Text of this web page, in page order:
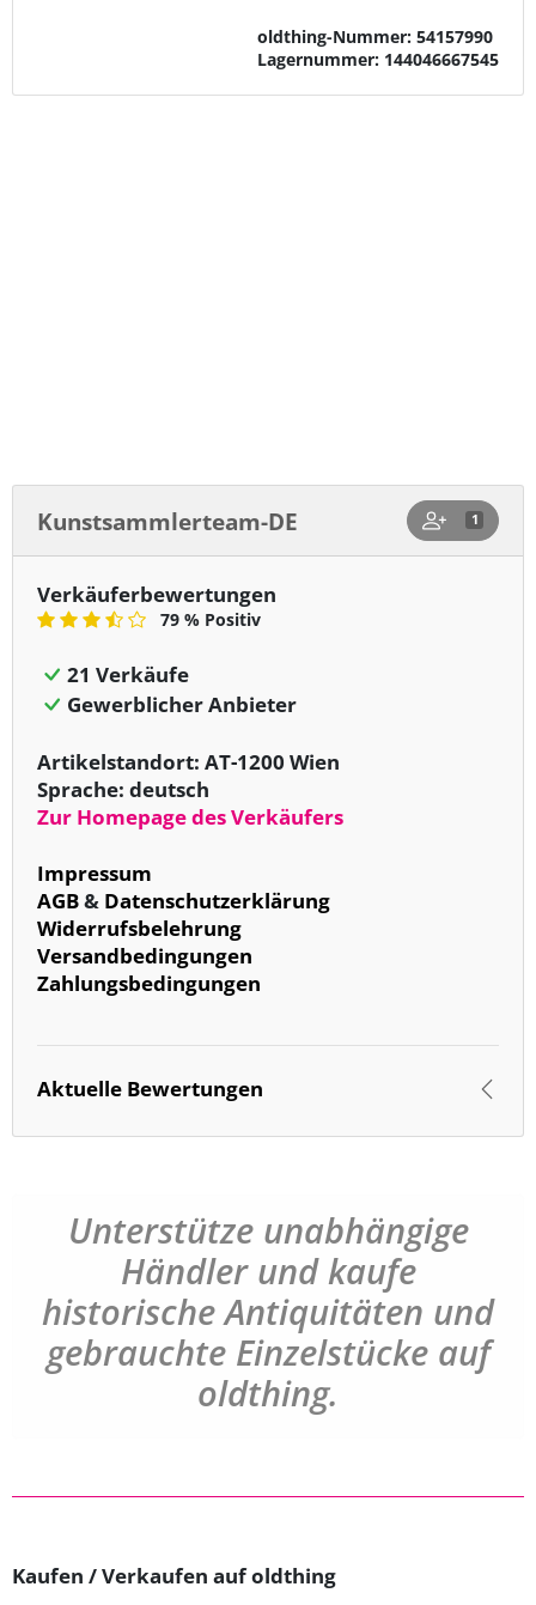
oldthing-Nummer: 54157990
Lagernummer: 144046667545
Kunstsammlerteam-DE 1
Verkäuferbewertungen
79 % Positiv
21 Verkäufe
Gewerblicher Anbieter
Artikelstandort: AT-1200 Wien
Sprache: deutsch
Zur Homepage des Verkäufers
Impressum
AGB& Datenschutzerklärung
Widerrufsbelehrung
Versandbedingungen
Zahlungsbedingungen
Aktuelle Bewertungen
Unterstütze unabhängige
Händler und kaufe
historische Antiquitäten und
gebrauchte Einzelstücke auf
oldthing.
Kaufen / Verkaufen auf oldthing